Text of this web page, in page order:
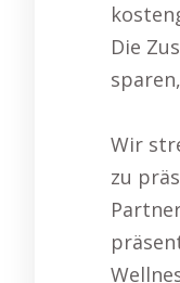
Die
Wir
zu